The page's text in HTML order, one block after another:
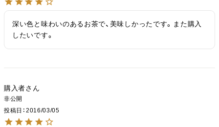
深い色と味わいのあるお茶で、美味しかったです。また購入
したいです。
購入者
非公開
投稿日
2016/03/05